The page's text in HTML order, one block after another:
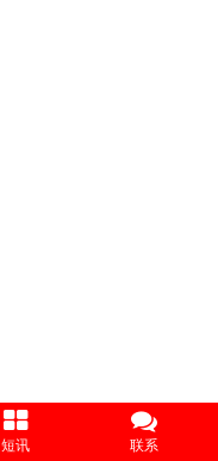
短讯 联系